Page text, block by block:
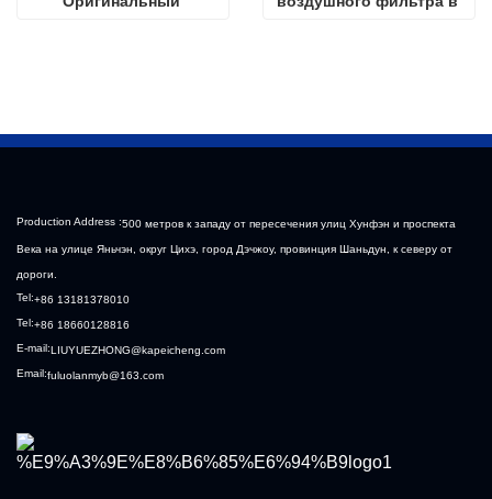
буксирующих
Production Address :500 метров к западу от пересечения улиц Хунфэн и проспекта
Века на улице Яньчэн, округ Цихэ, город Дэчжоу, провинция Шаньдун, к северу от
дороги.
Tel:+86 13181378010
Tel:+86 18660128816
E-mail:LIUYUEZHONG@kapeicheng.com
Email:fuluolanmyb@163.com